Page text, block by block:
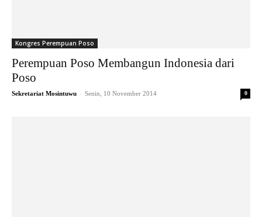
Kongres Perempuan Poso
Perempuan Poso Membangun Indonesia dari
Poso
Sekretariat Mosintuwu - Senin, 10 November 2014 0